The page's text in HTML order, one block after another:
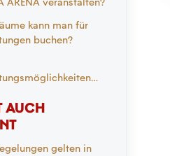
kann man für
buchen?
AUCH
gelten in